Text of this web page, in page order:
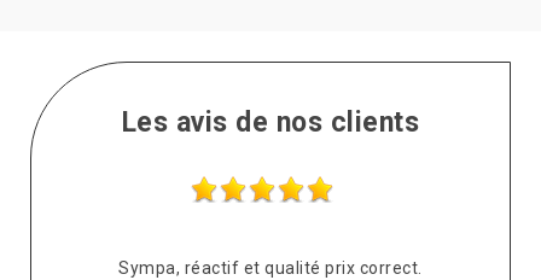
Les avis de nos clients
Sympa, réactif et qualité prix correct.